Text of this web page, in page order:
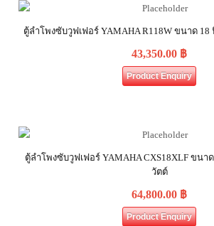
ตู้ลำโพงซับวูฟเฟอร์ YAMAHA R118W ขนาด
43,350.00 ฿
Product Enquiry
ตู้ลำโพงซับวูฟเฟอร์ YAMAHA CXS18XLF ขนา
วัตต์
64,800.00 ฿
Product Enquiry